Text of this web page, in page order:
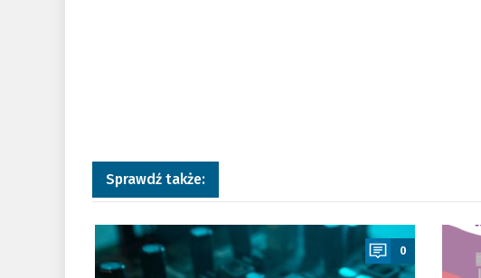
Sprawdź także:
a
0
a